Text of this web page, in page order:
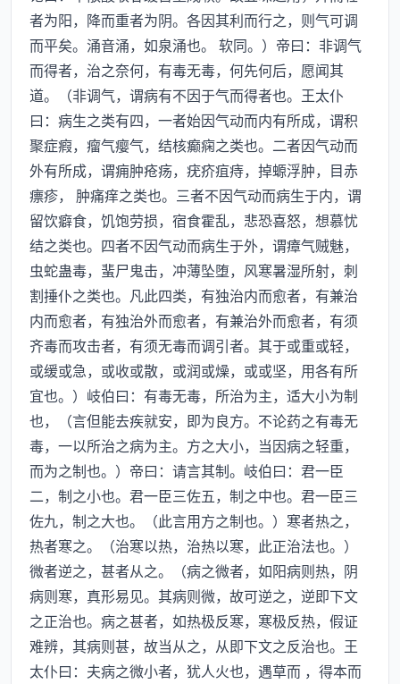
者为阳，降而重者为阴。各因其利而行之，则气可调
而平矣。涌音涌，如泉涌也。 软同。）帝曰：非调气
而得者，治之奈何，有毒无毒，何先何后，愿闻其
道。（非调气，谓病有不因于气而得者也。王太仆
曰：病生之类有四，一者始因气动而内有所成，谓积
聚症瘕，瘤气瘿气，结核癫痫之类也。二者因气动而
外有所成，谓痈肿疮疡，疣疥疽痔，掉螈浮肿，目赤
瘭疹， 肿痛痒之类也。三者不因气动而病生于内，谓
留饮癖食，饥饱劳损，宿食霍乱，悲恐喜怒，想慕忧
结之类也。四者不因气动而病生于外，谓瘴气贼魅，
虫蛇蛊毒，蜚尸鬼击，冲薄坠堕，风寒暑湿所射，刺
割捶仆之类也。凡此四类，有独治内而愈者，有兼治
内而愈者，有独治外而愈者，有兼治外而愈者，有须
齐毒而攻击者，有须无毒而调引者。其于或重或轻，
或缓或急，或收或散，或润或燥，或或坚，用各有所
宜也。）岐伯曰：有毒无毒，所治为主，适大小为制
也，（言但能去疾就安，即为良方。不论药之有毒无
毒，一以所治之病为主。方之大小，当因病之轻重，
而为之制也。）帝曰：请言其制。岐伯曰：君一臣
二，制之小也。君一臣三佐五，制之中也。君一臣三
佐九，制之大也。（此言用方之制也。）寒者热之，
热者寒之。（治寒以热，治热以寒，此正治法也。）
微者逆之，甚者从之。（病之微者，如阳病则热，阴
病则寒，真形易见。其病则微，故可逆之，逆即下文
之正治也。病之甚者，如热极反寒，寒极反热，假证
难辨，其病则甚，故当从之，从即下文之反治也。王
太仆曰：夫病之微小者，犹人火也，遇草而 ，得本而